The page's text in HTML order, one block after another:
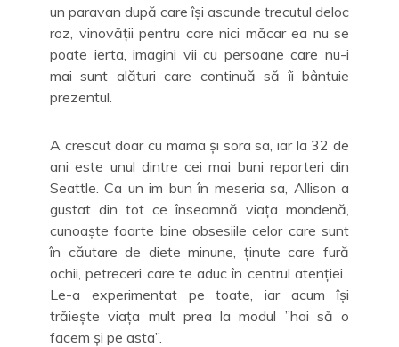
un paravan după care își ascunde trecutul deloc
roz, vinovății pentru care nici măcar ea nu se
poate ierta, imagini vii cu persoane care nu-i
mai sunt alături care continuă să îi bântuie
prezentul.
A crescut doar cu mama și sora sa, iar la 32 de
ani este unul dintre cei mai buni reporteri din
Seattle. Ca un im bun în meseria sa, Allison a
gustat din tot ce înseamnă viața mondenă,
cunoaște foarte bine obsesiile celor care sunt
în căutare de diete minune, ținute care fură
ochii, petreceri care te aduc în centrul atenției.
Le-a experimentat pe toate, iar acum își
trăiește viața mult prea la modul ”hai să o
facem și pe asta”.